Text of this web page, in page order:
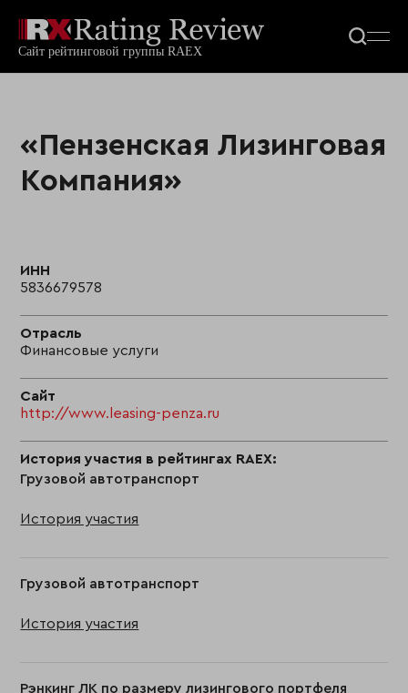
«Пензенская Лизинговая
Компания»
ИНН
5836679578
Отрасль
Финансовые услуги
Сайт
http://www.leasing-penza.ru
История участия в рейтингах RAEX:
Грузовой автотранспорт
История участия
Грузовой автотранспорт
История участия
Рэнкинг ЛК по размеру лизингового портфеля